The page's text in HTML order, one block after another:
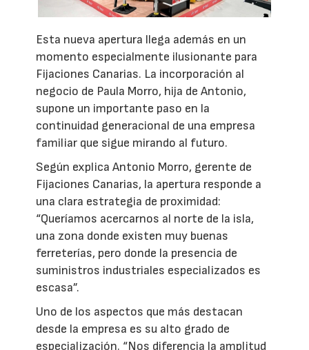
Esta nueva apertura llega además en un
momento especialmente ilusionante para
Fijaciones Canarias. La incorporación al
negocio de Paula Morro, hija de Antonio,
supone un importante paso en la
continuidad generacional de una empresa
familiar que sigue mirando al futuro.
Según explica Antonio Morro, gerente de
Fijaciones Canarias, la apertura responde a
una clara estrategia de proximidad:
“Queríamos acercarnos al norte de la isla,
una zona donde existen muy buenas
ferreterías, pero donde la presencia de
suministros industriales especializados es
escasa”.
Uno de los aspectos que más destacan
desde la empresa es su alto grado de
especialización. “Nos diferencia la amplitud